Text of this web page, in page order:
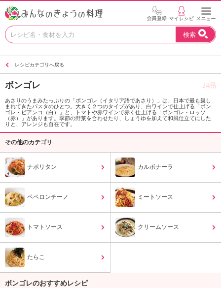
お
い
を
見
つ
N
H
デ
ー
ナ
検索
レシピカテゴリへ戻る
ボンゴレ 24品
あさりのうまみたっぷりの「ボンゴレ（イタリア語であさり）」は、日本で最も親し
まれてきたパスタのひとつ。大きく２つのタイプがあり、白ワインで仕上げる「ボン
ゴレ・ビアンコ（白）」と、トマトや赤ワインで赤く仕上げる「ボンゴレ・ロッソ
（赤）」があります。季節の野菜を合わせたり、しょうゆを加えて和風仕立てにした
りと、アレンジも自在です。
その他のカテゴリ
ナポリタン カルボナーラ
ペペロンチーノ ミートソース
トマトソース クリームソース
たらこ
ボンゴレのおすすめレシピ